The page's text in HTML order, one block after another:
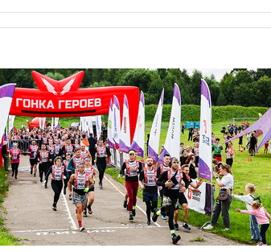
сбила еще 75 украинских
беспилотников над Россией
Белгородской области
вчера, 20:30Лидию Невзорову
заочно арестовали по делу о
финансировании
экстремизма
вчера, 20:20Суд США
постановил остановить
строительство бального зала в
Белом доме
вчера, 20:15Сенат США